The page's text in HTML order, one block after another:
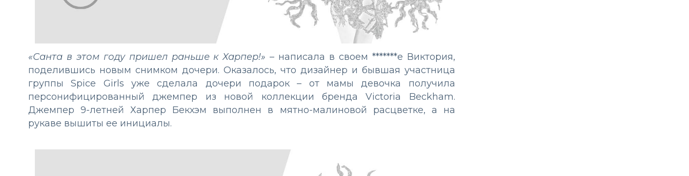
«Санта в этом году пришел раньше к Харпер!» – написала в своем *******е Виктория,
поделившись новым снимком дочери. Оказалось, что дизайнер и бывшая участница
группы Spice Girls уже сделала дочери подарок – от мамы девочка получила
персонифицированный джемпер из новой коллекции бренда Victoria Beckham.
Джемпер 9-летней Харпер Бекхэм выполнен в мятно-малиновой расцветке, а на
рукаве вышиты ее инициалы.